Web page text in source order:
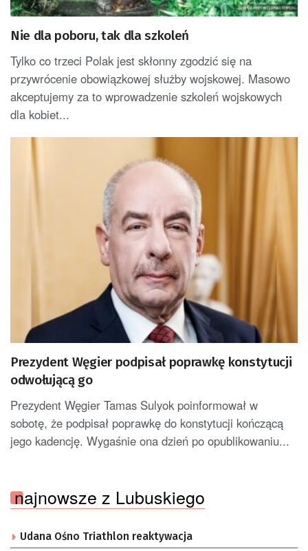
Nie dla poboru, tak dla szkoleń
Tylko co trzeci Polak jest skłonny zgodzić się na
przywrócenie obowiązkowej służby wojskowej. Masowo
akceptujemy za to wprowadzenie szkoleń wojskowych
dla kobiet...
Prezydent Węgier podpisał poprawkę konstytucji
odwołującą go
Prezydent Węgier Tamas Sulyok poinformował w
sobotę, że podpisał poprawkę do konstytucji kończącą
jego kadencję. Wygaśnie ona dzień po opublikowaniu...
najnowsze z Lubuskiego
Udana Ośno Triathlon reaktywacja